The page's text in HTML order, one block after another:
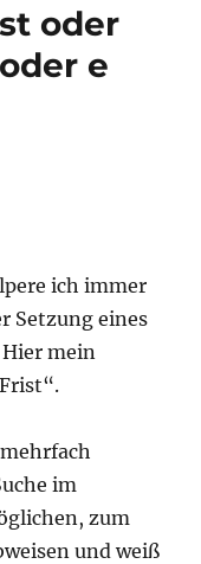
oder
e
ich immer
Setzung eines
mein
im
zum
und weiß